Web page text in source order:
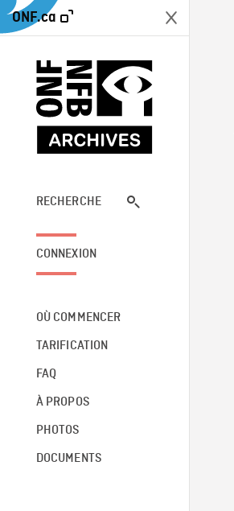
ONF.ca
RECHERCHE
CONNEXION
OÙ COMMENCER
TARIFICATION
FAQ
À PROPOS
PHOTOS
DOCUMENTS